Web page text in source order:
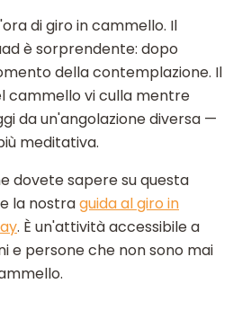
di giro in cammello. Il
è sorprendente: dopo
della contemplazione. Il
cammello vi culla mentre
da un'angolazione diversa —
meditativa.
dovete sapere su questa
la nostraguida al giro in
. È un'attività accessibile a
e persone che non sono mai